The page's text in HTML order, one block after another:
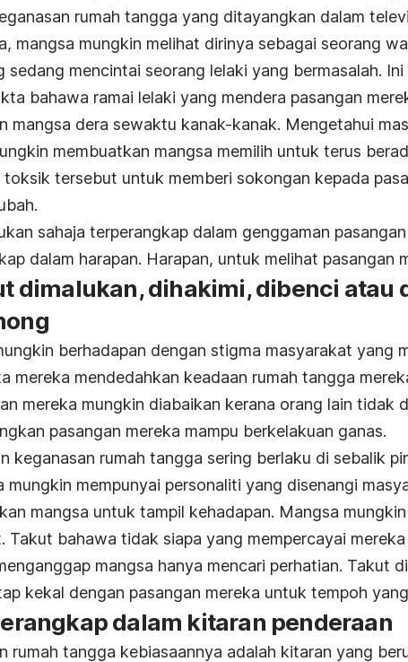
rumah tangga yang ditayangkan dalam
mangsa mungkin melihat dirinya sebagai seorang
sedang mencintai seorang lelaki yang bermasalah.
bahawa ramai lelaki yang mendera pasangan
mangsa dera sewaktu kanak-kanak. Mengetahui
membuatkan mangsa memilih untuk terus
toksik tersebut untuk memberi sokongan kepada
sahaja terperangkap dalam genggaman
dalam harapan. Harapan, untuk melihat pasangan
dimalukan, dihakimi, dibenci atau
berhadapan dengan stigma masyarakat yang
mereka mendedahkan keadaan rumah tangga
mereka mungkin diabaikan kerana orang lain tidak
pasangan mereka mampu berkelakuan ganas.
keganasan rumah tangga sering berlaku di sebalik
mungkin mempunyai personaliti yang disenangi
mangsa untuk tampil kehadapan. Mangsa
Takut bahawa tidak siapa yang mempercayai
mangsa hanya mencari perhatian. Takut
kekal dengan pasangan mereka untuk tempoh
dalam kitaran penderaan
rumah tangga kebiasaannya adalah kitaran yang